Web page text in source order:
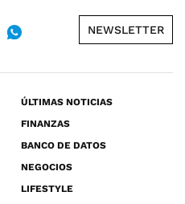
NEWSLETTER
ÚLTIMAS NOTICIAS
FINANZAS
BANCO DE DATOS
NEGOCIOS
LIFESTYLE